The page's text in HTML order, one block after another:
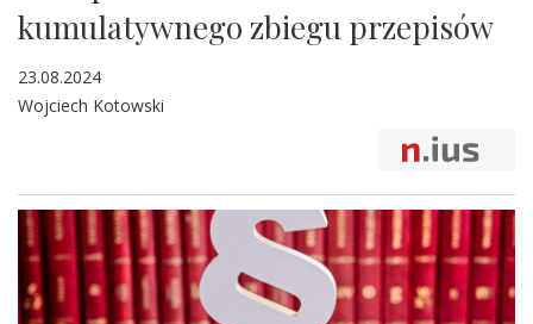
kumulatywnego zbiegu przepisów
23.08.2024
Wojciech Kotowski